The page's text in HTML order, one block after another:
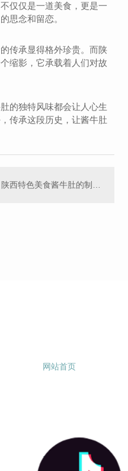
仅仅是一道美食，更是一
思念和留恋。
传承显得格外珍贵。而陕
缩影，它承载着人们对故
的独特风味都会让人心生
传承这段历史，让酱牛肚
网站首页
产品中心